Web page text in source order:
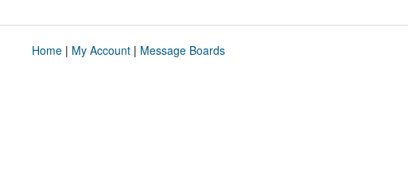
Home| My Account| Message Boards